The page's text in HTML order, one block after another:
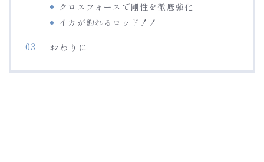
クロスフォースで剛性を徹底強化
イカが釣れるロッド！！
おわりに